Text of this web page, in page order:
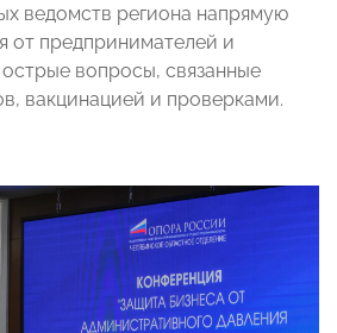
ведомств региона напрямую
от предпринимателей и
вопросы, связанные
вакцинацией и проверками.